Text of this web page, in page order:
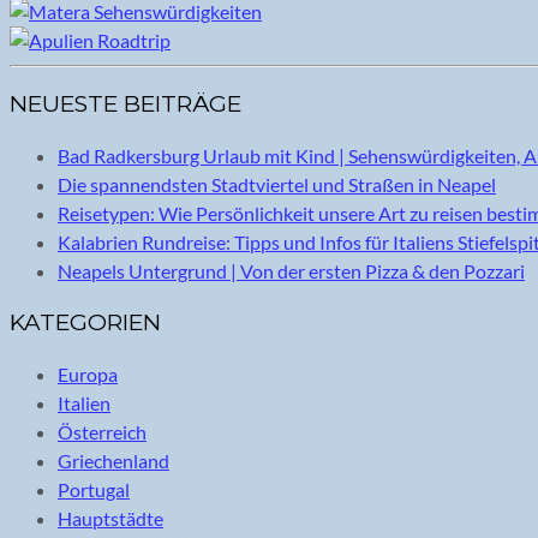
NEUESTE BEITRÄGE
Bad Radkersburg Urlaub mit Kind | Sehenswürdigkeiten,
Die spannendsten Stadtviertel und Straßen in Neapel
Reisetypen: Wie Persönlichkeit unsere Art zu reisen
Kalabrien Rundreise: Tipps und Infos für Italiens
Neapels Untergrund | Von der ersten Pizza & den Pozzari
KATEGORIEN
Europa
Italien
Österreich
Griechenland
Portugal
Hauptstädte